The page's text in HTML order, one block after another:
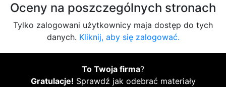
Oceny na poszczególnych stronach
Tylko zalogowani użytkownicy maja dostęp do tych
danych. Kliknij, aby się zalogować.
To Twoja firma?
Gratulacje! Sprawdź jak odebrać materiały